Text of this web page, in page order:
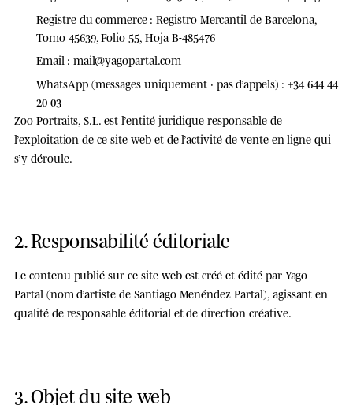
Registre du commerce : Registro Mercantil de Barcelona,
Tomo 45639, Folio 55, Hoja B-485476
Email : mail@yagopartal.com
WhatsApp (messages uniquement · pas d’appels) : +34 644 44
20 03
Zoo Portraits, S.L. est l’entité juridique responsable de
l’exploitation de ce site web et de l’activité de vente en ligne qui
s’y déroule.
2. Responsabilité éditoriale
Le contenu publié sur ce site web est créé et édité par Yago
Partal (nom d’artiste de Santiago Menéndez Partal), agissant en
qualité de responsable éditorial et de direction créative.
3. Objet du site web